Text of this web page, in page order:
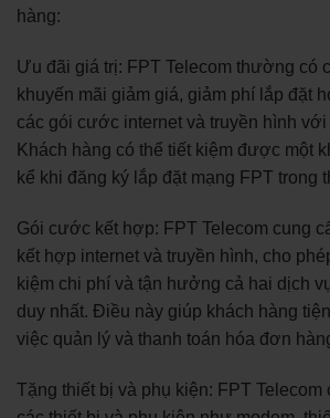
hàng:
Ưu đãi giá trị: FPT Telecom thường có
khuyến mãi giảm giá, giảm phí lắp đặt
các gói cước internet và truyền hình
Khách hàng có thể tiết kiệm được một
kể khi đăng ký lắp đặt mạng FPT trong
Gói cước kết hợp: FPT Telecom cung
kết hợp internet và truyền hình, cho
kiệm chi phí và tận hưởng cả hai dịch
duy nhất. Điều này giúp khách hàng
việc quản lý và thanh toán hóa đơn
Tặng thiết bị và phụ kiện: FPT Telecom